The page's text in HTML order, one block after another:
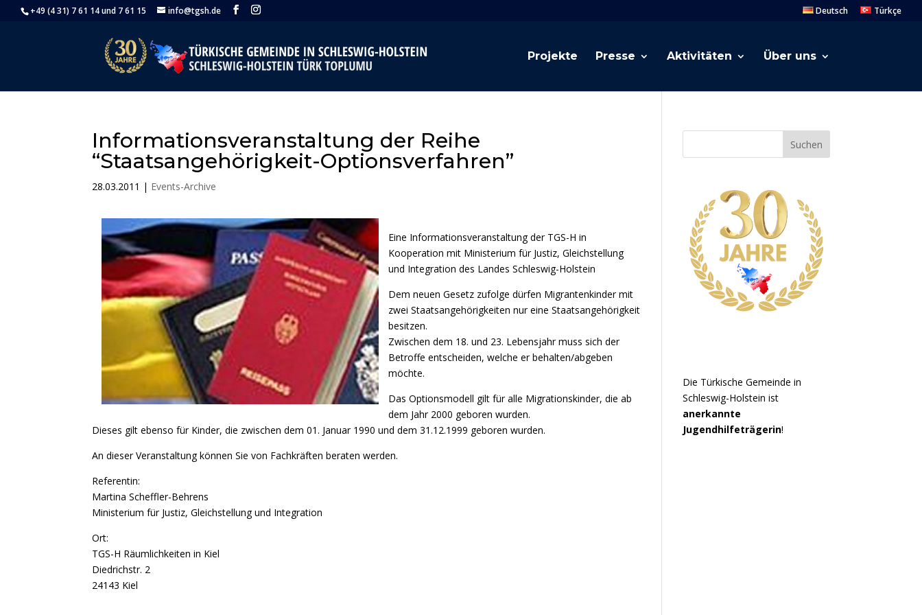
+49 (4 31) 7 61 14 und 7 61 15 info@tgsh.de Deutsch Türkçe
Projekte Presse Aktivitäten Über uns
Informationsveranstaltung der Reihe
“Staatsangehörigkeit-Optionsverfahren”
28.03.2011 | Events-Archive
Eine Informationsveranstaltung der TGS-H in
Kooperation mit Ministerium für Justiz, Gleichstellung
und Integration des Landes Schleswig-Holstein
Dem neuen Gesetz zufolge dürfen Migrantenkinder mit
zwei Staatsangehörigkeiten nur eine Staatsangehörigkeit
besitzen.
Zwischen dem 18. und 23. Lebensjahr muss sich der
Betroffe entscheiden, welche er behalten/abgeben
möchte.
Das Optionsmodell gilt für alle Migrationskinder, die ab
dem Jahr 2000 geboren wurden.
Dieses gilt ebenso für Kinder, die zwischen dem 01. Januar 1990 und dem 31.12.1999 geboren wurden.
An dieser Veranstaltung können Sie von Fachkräften beraten werden.
Referentin:
Martina Scheffler-Behrens
Ministerium für Justiz, Gleichstellung und Integration
Ort:
TGS-H Räumlichkeiten in Kiel
Diedrichstr. 2
24143 Kiel
Suchen
Die Türkische Gemeinde in
Schleswig-Holstein ist
anerkannte
Jugendhilfeträgerin!